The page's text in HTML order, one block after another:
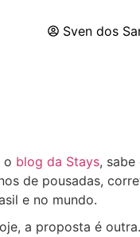
Sven dos
o blog da Stays,
de pousadas,
e no mundo.
a proposta é